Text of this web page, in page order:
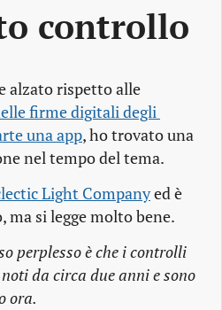
controllo
alzato rispetto alle
firme digitali degli
una app, ho trovato una
nel tempo del tema.
Light Companyed è
ma si legge molto bene.
perplesso è che i controlli
da circa due anni e sono
ora.